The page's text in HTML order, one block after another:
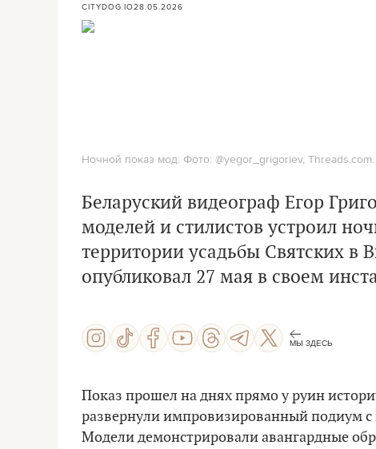
CITYDOG.IO28.05.2026
Ночной показ мод. Фото: @yegor_grigoriev, Threads.com.
Беларуский видеограф Егор
моделей и стилистов устроил
территории усадьбы Святских в
опубликовал 27 мая в своем
МЫ ЗДЕСЬ
Показ прошел на днях прямо у руин
развернули импровизированный подиум
Модели демонстрировали авангардные